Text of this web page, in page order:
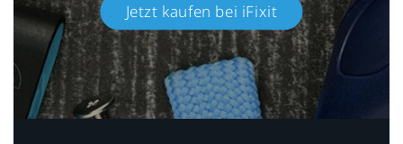
Jetzt kaufen bei iFixit​